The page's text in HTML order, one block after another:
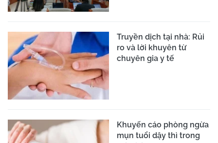
Truyền dịch tại nhà: Rủi
ro và lời khuyên từ
chuyên gia y tế
Khuyến cáo phòng ngừa
mụn tuổi dậy thì trong